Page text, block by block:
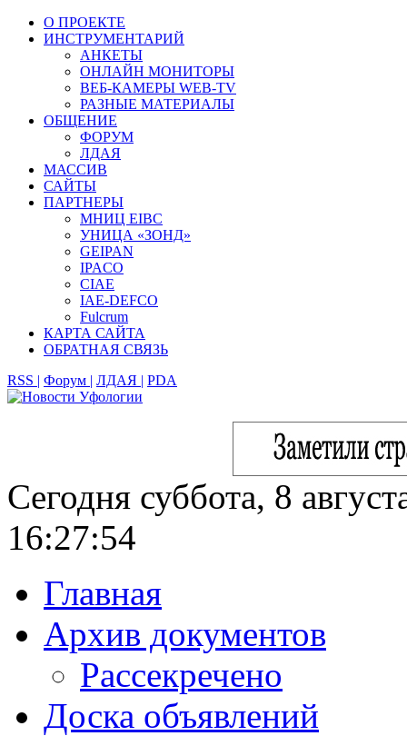
О ПРОЕКТЕ
ИНСТРУМЕНТАРИЙ
АНКЕТЫ
ОНЛАЙН МОНИТОРЫ
ВЕБ-КАМЕРЫ WEB-TV
РАЗНЫЕ МАТЕРИАЛЫ
ОБЩЕНИЕ
ФОРУМ
ЛДАЯ
МАССИВ
САЙТЫ
ПАРТНЕРЫ
МНИЦ EIBC
УНИЦА «ЗОНД»
GEIPAN
IPACO
CIAE
IAE-DEFCO
Fulcrum
КАРТА САЙТА
ОБРАТНАЯ СВЯЗЬ
RSS | Форум | ЛДАЯ | PDA
Сегодня суббота, 8
16:27:55
Главная
Архив документов
Рассекречено
Доска объявлений